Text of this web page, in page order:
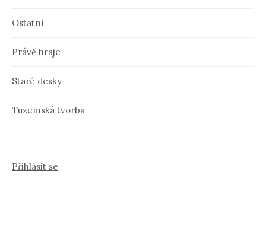
Ostatní
Právě hraje
Staré desky
Tuzemská tvorba
Přihlásit se